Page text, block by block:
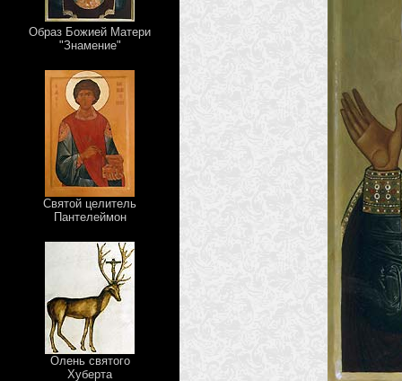
Образ Божией Матери
"Знамение"
Святой целитель
Пантелеймон
Олень святого
Хуберта